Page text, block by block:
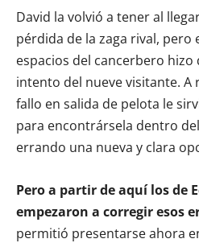
David la volvió a tener al
pérdida de la zaga rival, pero
espacios del cancerbero
intento del nueve visitante.
fallo en salida de pelota le
para encontrársela dentro
errando una nueva y clara
Pero a partir de aquí los de
empezaron a corregir esos
permitió presentarse ahora